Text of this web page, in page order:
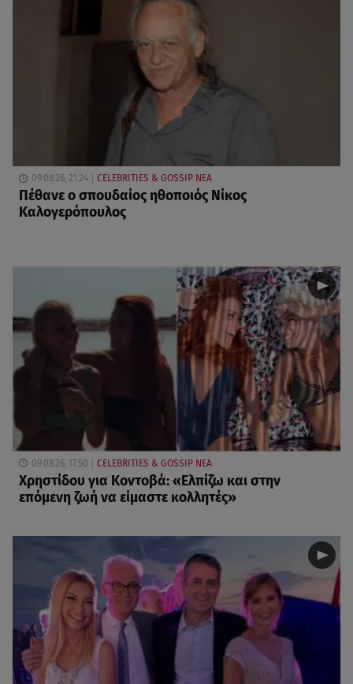
09.08.26, 21:24 CELEBRITIES & GOSSIP ΝΕΑ
Πέθανε ο σπουδαίος ηθοποιός Νίκος
Καλογερόπουλος
09.08.26, 17:50 CELEBRITIES & GOSSIP ΝΕΑ
Χρηστίδου για Κοντοβά: «Ελπίζω και στην
επόμενη ζωή να είμαστε κολλητές»